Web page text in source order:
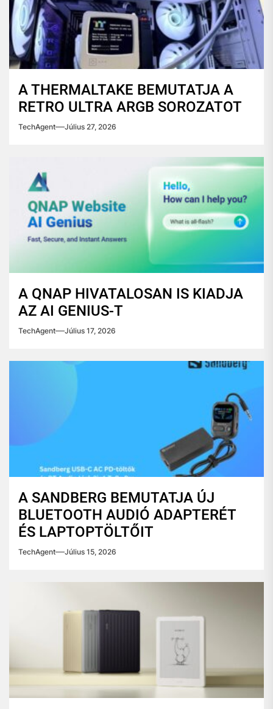
A THERMALTAKE BEMUTATJA A
RETRO ULTRA ARGB SOROZATOT
TechAgent Július 27, 2026
A QNAP HIVATALOSAN IS KIADJA
AZ AI GENIUS-T
TechAgent Július 17, 2026
A SANDBERG BEMUTATJA ÚJ
BLUETOOTH AUDIÓ ADAPTERÉT
ÉS LAPTOPTÖLTŐIT
TechAgent Július 15, 2026